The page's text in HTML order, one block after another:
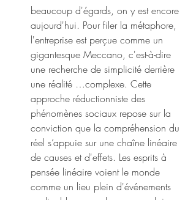
beaucoup d'égards, on y est encore
aujourd'hui. Pour filer la métaphore,
l'entreprise est perçue comme un
gigantesque Meccano, c'est-à-dire
une recherche de simplicité derrière
une réalité …complexe. Cette
approche réductionniste des
phénomènes sociaux repose sur la
conviction que la compréhension du
réel s’appuie sur une chaîne linéaire
de causes et d'effets. Les esprits à
pensée linéaire voient le monde
comme un lieu plein d'événements